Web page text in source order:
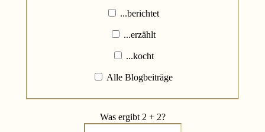
...berichtet
...erzählt
...kocht
Alle Blogbeiträge
Was ergibt 2 + 2?